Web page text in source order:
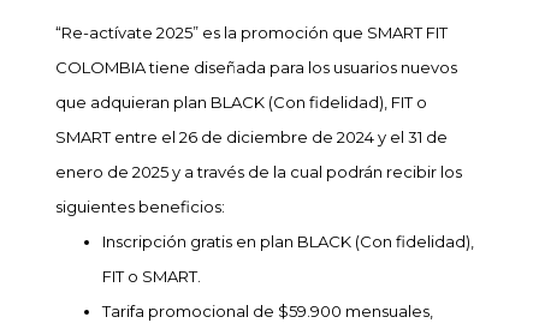
“Re-actívate 2025” es la promoción que SMART FIT
COLOMBIA tiene diseñada para los usuarios nuevos
que adquieran plan BLACK (Con fidelidad), FIT o
SMART entre el 26 de diciembre de 2024 y el 31 de
enero de 2025 y a través de la cual podrán recibir los
siguientes beneficios:
Inscripción gratis en plan BLACK (Con fidelidad),
FIT o SMART.
Tarifa promocional de $59.900 mensuales,